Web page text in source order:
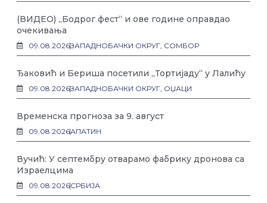
(ВИДЕО) „Бодрог фест“ и ове године оправдао
очекивања
09.08.2026ЗАПАДНОБАЧКИ ОКРУГ, СОМБОР
Ђаковић и Бериша посетили „Тортијаду“ у Лалићу
09.08.2026ЗАПАДНОБАЧКИ ОКРУГ, ОЏАЦИ
Временска прогноза за 9. август
09.08.2026АПАТИН
Вучић: У септембру отварамо фабрику дронова са
Израелцима
09.08.2026СРБИЈА